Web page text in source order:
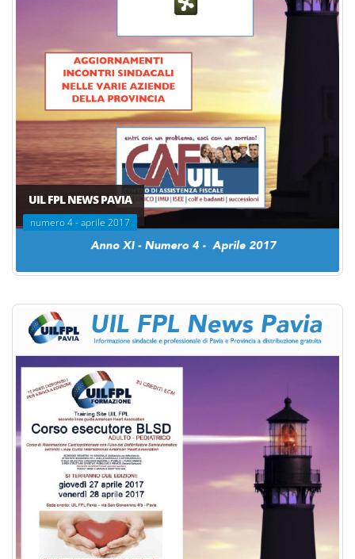
UIL FPL NEWS PAVIA
numero 4 - aprile 2017